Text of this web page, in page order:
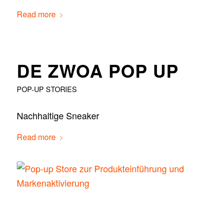
Read more
DE ZWOA POP UP
POP-UP STORIES
Nachhaltige Sneaker
Read more